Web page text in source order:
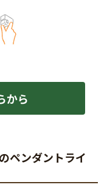
から
ペンダントライ